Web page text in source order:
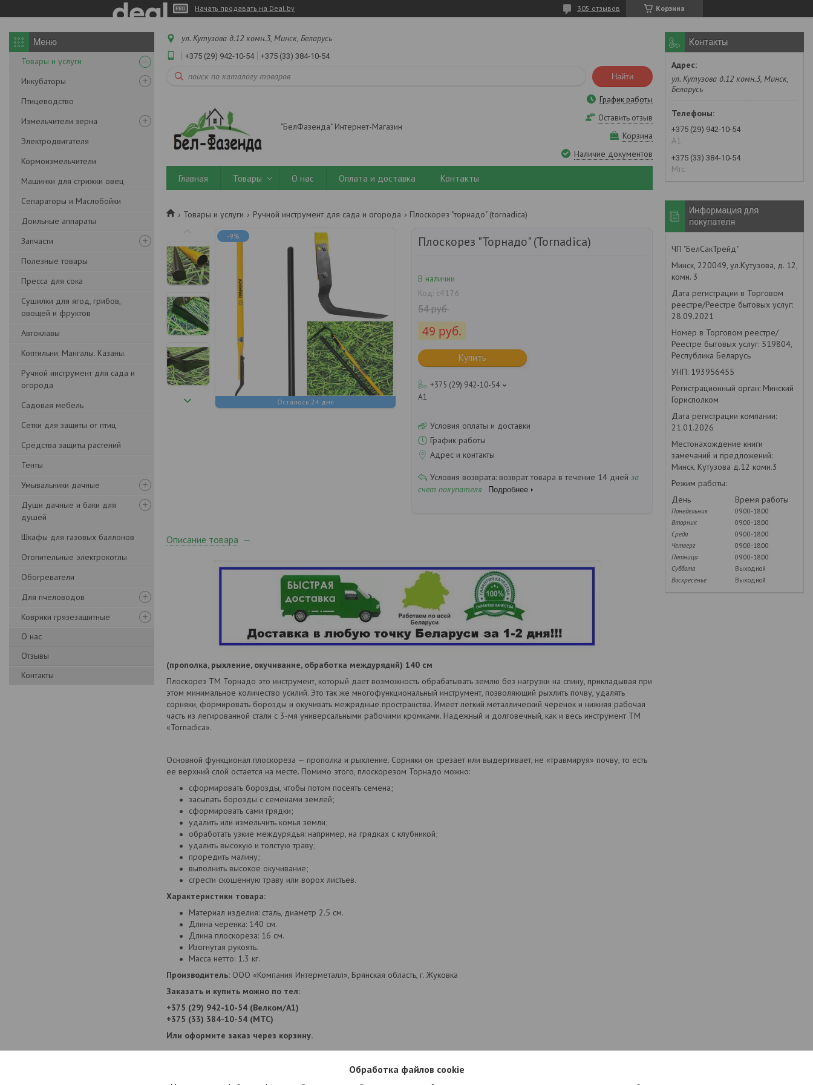
Начать продавать на Deal.by Корзина
305 отзывов
Товары и услуги
Инкубаторы
Птицеводство
Измельчители зерна
Электродвигателя
Кормоизмельчители
Машинки для стрижки овец
Сепараторы и Маслобойки
Доильные аппараты
Запчасти
Полезные товары
Пресса для сока
Сушилки для ягод, грибов,
овощей и фруктов
Автоклавы
Коптильни. Мангалы. Казаны.
Ручной инструмент для сада и
огорода
Садовая мебель
Сетки для защиты от птиц
Средства защиты растений
Тенты
Умывальники дачные
Души дачные и баки для
душей
Шкафы для газовых баллонов
Отопительные электрокотлы
Обогреватели
Для пчеловодов
Коврики грязезащитные
О нас
Отзывы
Контакты
ул. Кутузова д.12 комн.3, Минск, Беларусь
+375 (29) 942-10-54 +375 (33) 384-10-54
Найти
"БелФазенда" Интернет-Магазин
График работы
Оставить отзыв
Корзина
Наличие документов
Главная Товары О нас Оплата и доставка Контакты
Товары и услуги Ручной инструмент для сада и огорода Плоскорез "торнадо" (tornadica)
-9%
Осталось 24 дня
Плоскорез "Торнадо" (Tornadica)
В наличии
Код: с417.6
54руб.
49 руб.
Купить
+375 (29) 942-10-54
А1
Условия оплаты и доставки
График работы
Адрес и контакты
возврат товара в течение 14 дней за
счет покупателя
Подробнее
Описание товара
(прополка, рыхление, окучивание, обработка междурядий) 140 см
Плоскорез ТМ Торнадо это инструмент, который дает возможность обрабатывать землю без нагрузки на спину, прикладывая при
этом минимальное количество усилий. Это так же многофункциональный инструмент, позволяющий рыхлить почву, удалять
сорняки, формировать борозды и окучивать межрядные пространства. Имеет легкий металлический черенок и нижняя рабочая
часть из легированной стали с 3-мя универсальными рабочими кромками. Надежный и долговечный, как и весь инструмент ТМ
«Tornadica».
Основной функционал плоскореза — прополка и рыхление. Сорняки он срезает или выдергивает, не «травмируя» почву, то есть
ее верхний слой остается на месте. Помимо этого, плоскорезом Торнадо можно:
сформировать борозды, чтобы потом посеять семена;
засыпать борозды с семенами землей;
сформировать сами грядки;
удалить или измельчить комья земли;
обработать узкие междурядья: например, на грядках с клубникой;
удалить высокую и толстую траву;
проредить малину;
выполнить высокое окучивание;
сгрести скошенную траву или ворох листьев.
Характеристики товара:
Материал изделия: сталь, диаметр 2.5 см.
Длина черенка: 140 см.
Длина плоскореза: 16 см.
Изогнутая рукоять.
Масса нетто: 1.3 кг.
Производитель: ООО «Компания Интерметалл», Брянская область, г. Жуковка
Заказать и купить можно по тел:
+375 (29) 942-10-54 (Велком/А1)
+375 (33) 384-10-54 (МТС)
Или оформите заказ через корзину.
Контакты
ул. Кутузова д.12 комн.3, Минск,
Беларусь
+375 (29) 942-10-54
А1
+375 (33) 384-10-54
Мтс
Информация для
покупателя
ЧП "БелСакТрейд"
Минск, 220049, ул.Кутузова, д. 12,
комн. 3
Дата регистрации в Торговом
реестре/Реестре бытовых услуг:
28.09.2021
Номер в Торговом реестре/
Реестре бытовых услуг: 519804,
Республика Беларусь
УНП: 193956455
Регистрационный орган: Минский
Горисполком
Дата регистрации компании:
21.01.2026
Местонахождение книги
замечаний и предложений:
Минск. Кутузова д.12 комн.3
Режим работы:
День
Время работы
Понедельник
09:00-18:00
Вторник
09:00-18:00
Среда
09:00-18:00
Четверг
09:00-18:00
Пятница
09:00-18:00
Суббота
Выходной
Воскресенье
Выходной
Обработка файлов cookie